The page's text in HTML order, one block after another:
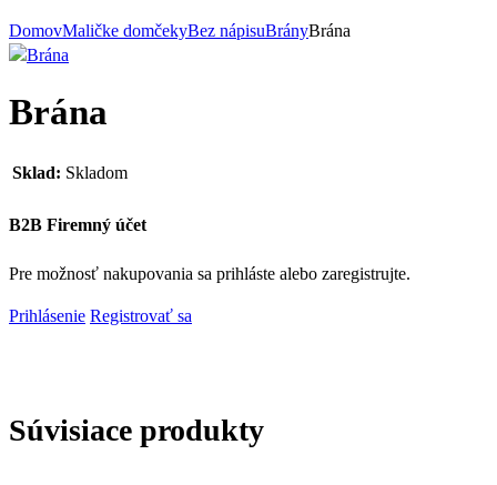
DomovMaličke domčekyBez nápisuBrányBrána
Brána
Sklad: Skladom
B2B Firemný účet
Pre možnosť nakupovania sa prihláste alebo zaregistrujte.
Prihlásenie Registrovať sa
Súvisiace produkty